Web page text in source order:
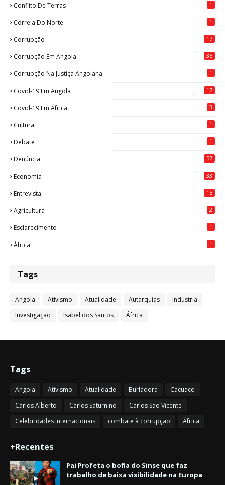
Conflito De Terras 1
Correia Do Norte 1
Corrupção 17
Corrupção Em Angola 35
Corrupção Na Justiça Angolana 1
Covid-19 Em Angola 17
Covid-19 Em África 3
Cultura 1
Debate 1
Denúncia 57
Economia 33
Entrevista 15
Agricultura 2
Esclarecimento 1
África 1
Tags
Angola Ativismo Atualidade Autarquias
Indústria
Investigação
Isabel dos Santos África
Tags
Angola Ativismo Atualidade Burladora
Cacuaco
Carlos Alberto
Carlos Saturnino
Carlos São Vicente
Celebridades internacionais
combate à corrupção África
+Recentes
Pai Profeta o bofia do Sinse que faz
trabalho de baixa visibilidade na Europa